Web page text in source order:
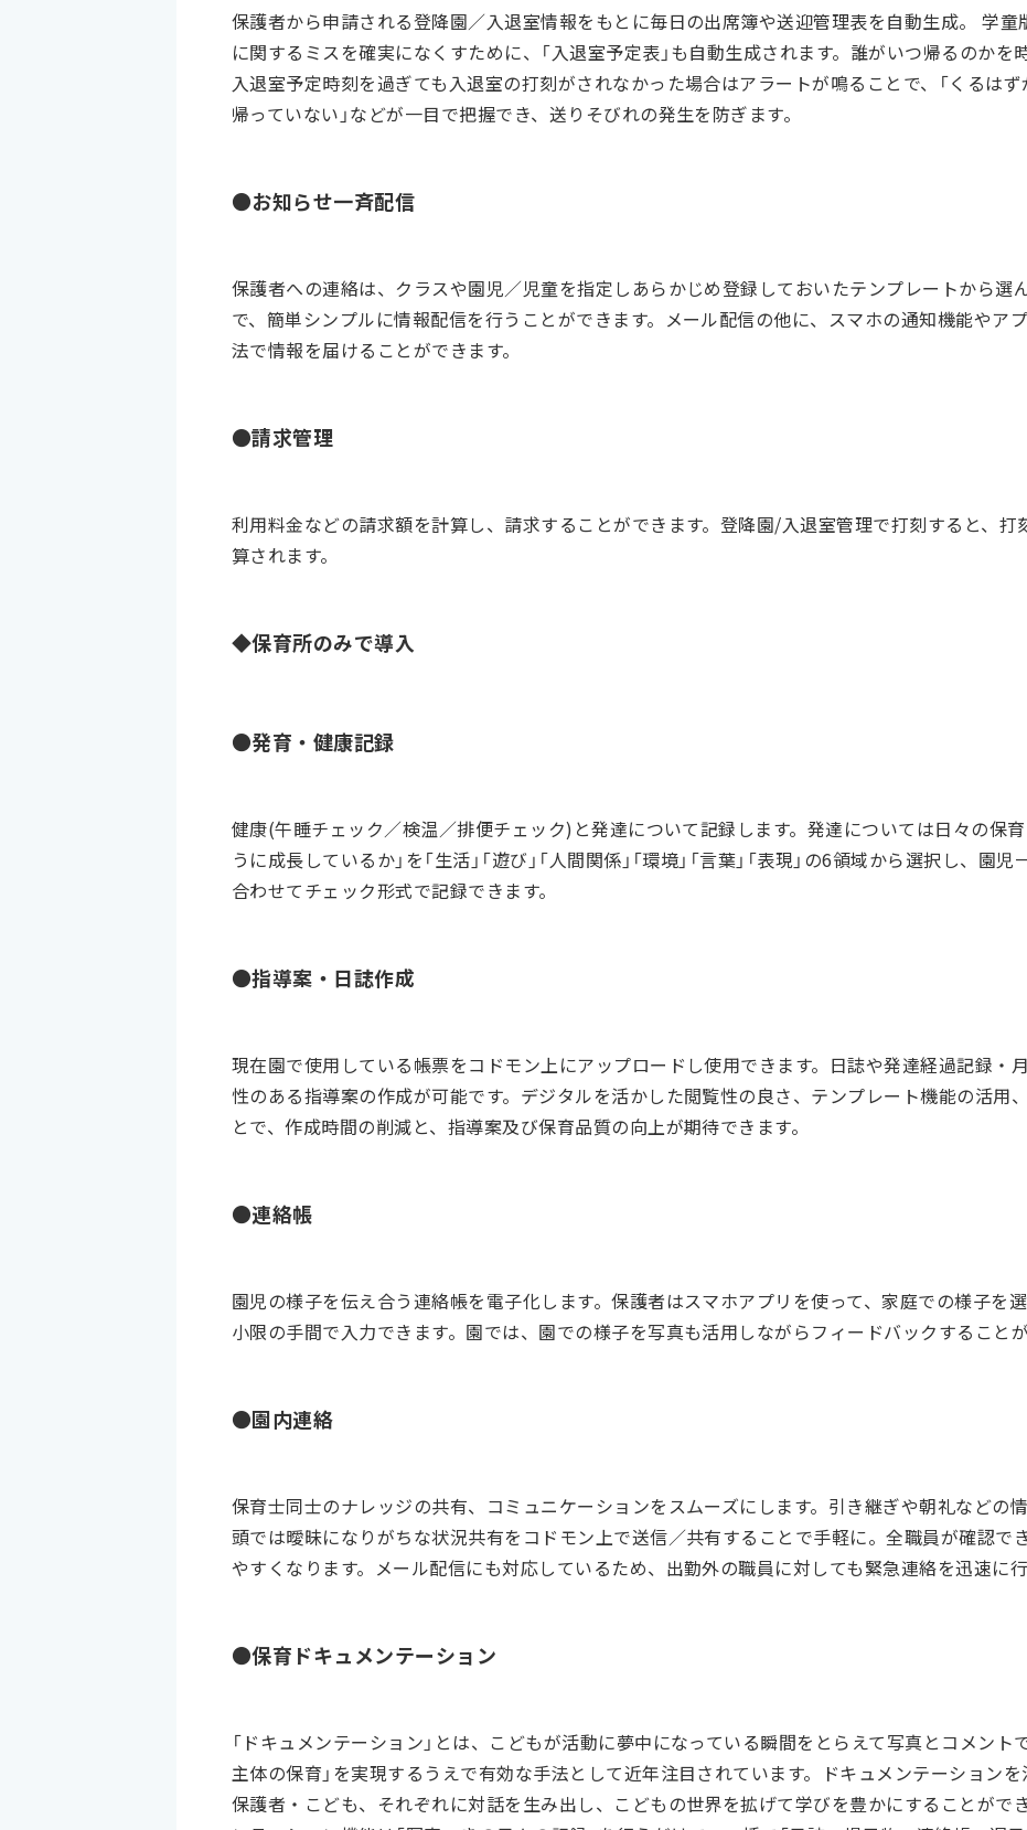
保護者から申請される登降園／入退室情報をもとに毎日の出席簿や送迎管理表を自動生成。 学
に関するミスを確実になくすために、「入退室予定表」も自動生成されます。誰がいつ帰るのか
入退室予定時刻を過ぎても入退室の打刻がされなかった場合はアラートが鳴ることで、「くるはず
帰っていない」などが一目で把握でき、送りそびれの発生を防ぎます。
●お知らせ一斉配信
保護者への連絡は、クラスや園児／児童を指定しあらかじめ登録しておいたテンプレートから選
で、簡単シンプルに情報配信を行うことができます。メール配信の他に、スマホの通知機能やア
法で情報を届けることができます。
●請求管理
利用料金などの請求額を計算し、請求することができます。登降園/入退室管理で打刻すると、打
算されます。
◆保育所のみで導入
●発育・健康記録
健康(午睡チェック／検温／排便チェック)と発達について記録します。発達については日々の保育
うに成長しているか」を「生活」「遊び」「人間関係」「環境」「言葉」「表現」の6領域から選択し、
合わせてチェック形式で記録できます。
●指導案・日誌作成
現在園で使用している帳票をコドモン上にアップロードし使用できます。日誌や発達経過記録・
性のある指導案の作成が可能です。デジタルを活かした閲覧性の良さ、テンプレート機能の活用
とで、作成時間の削減と、指導案及び保育品質の向上が期待できます。
●連絡帳
園児の様子を伝え合う連絡帳を電子化します。保護者はスマホアプリを使って、家庭での様子を
小限の手間で入力できます。園では、園での様子を写真も活用しながらフィードバックすることが
●園内連絡
保育士同士のナレッジの共有、コミュニケーションをスムーズにします。引き継ぎや朝礼などの
頭では曖昧になりがちな状況共有をコドモン上で送信／共有することで手軽に。全職員が確認で
やすくなります。メール配信にも対応しているため、出勤外の職員に対しても緊急連絡を迅速に行
●保育ドキュメンテーション
「ドキュメンテーション」とは、こどもが活動に夢中になっている瞬間をとらえて写真とコメント
主体の保育」を実現するうえで有効な手法として近年注目されています。ドキュメンテーションを
保護者・こども、それぞれに対話を生み出し、こどもの世界を拡げて学びを豊かにすることがで